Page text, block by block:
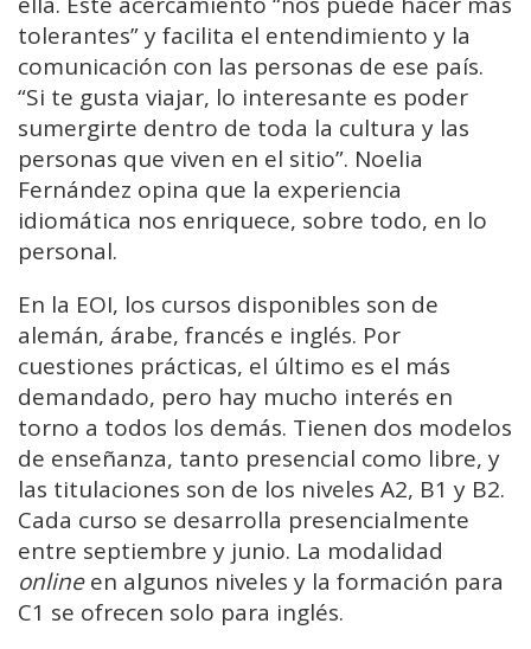
tolerantes” y facilita el entendimiento y la
comunicación con las personas de ese país.
“Si te gusta viajar, lo interesante es poder
sumergirte dentro de toda la cultura y las
personas que viven en el sitio”. Noelia
Fernández opina que la experiencia
idiomática nos enriquece, sobre todo, en lo
personal.
En la EOI, los cursos disponibles son de
alemán, árabe, francés e inglés. Por
cuestiones prácticas, el último es el más
demandado, pero hay mucho interés en
torno a todos los demás. Tienen dos modelos
de enseñanza, tanto presencial como libre, y
las titulaciones son de los niveles A2, B1 y B2.
Cada curso se desarrolla presencialmente
entre septiembre y junio. La modalidad
onlineen algunos niveles y la formación para
C1 se ofrecen solo para inglés.